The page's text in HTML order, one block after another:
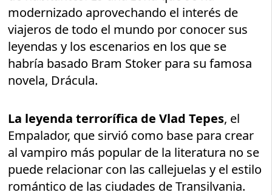
modernizado aprovechando el interés de
viajeros de todo el mundo por conocer sus
leyendas y los escenarios en los que se
habría basado Bram Stoker para su famosa
novela, Drácula.
La leyenda terrorífica de Vlad Tepes, el
Empalador, que sirvió como base para crear
al vampiro más popular de la literatura no se
puede relacionar con las callejuelas y el estilo
romántico de las ciudades de Transilvania.